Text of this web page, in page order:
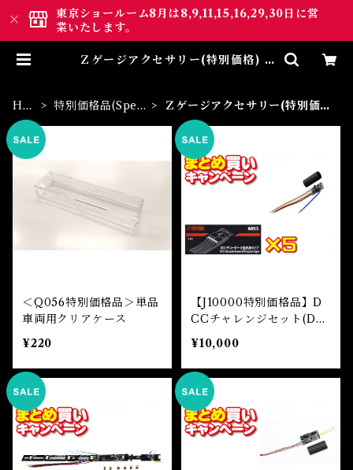
東京ショールーム8月は8,9,11,15,16,29,30日に営
業いたします。
Ｚゲージアクセサリー(特別価格) A
ゲージ Zショーティー
HO
ME
特別価格品(Speci
Ｚゲージアクセサリー(特別価
格) Accessory
＜Q056特別価格品＞単品
車両用クリアケース
¥220
【J10000特別価格品】D
CCチャレンジセット(DC
C Decoder General Pur
pose Type 5pcs set)
¥10,000